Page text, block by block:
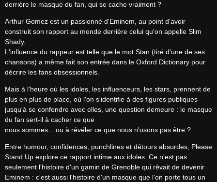
derrière le masque du fan, qui se cache vraiment ?
Arthur Gomez est un passionné d'Eminem, au point d'avoir
construit son rapport au monde derrière celui qu'on appelle Slim
Shady.
L'influence du rappeur est telle que le mot Stan (tiré d'une de ses
chansons) a même fait son entrée dans le Oxford Dictionary pour
décrire les fans obsessionnels.
Mais à l'heure où les idoles, les influenceurs, les stars, prennent de
plus en plus de place, où l'on s'identifie à des figures publiques
jusqu'à se confondre avec elles, une question demeure : le masque
du fan sert-il à cacher ce que
nous sommes... ou à révéler ce que nous n'osons pas être ?
Entre humour, confidences, punchlines et détours absurdes, Please
Stand Up explore ce rapport intime aux idoles. Ce n'est pas
seulement l'histoire d'un gamin de Grenoble qui rêvait de devenir
Eminem : c'est aussi l'histoire d'un masque que l'on porte tous un